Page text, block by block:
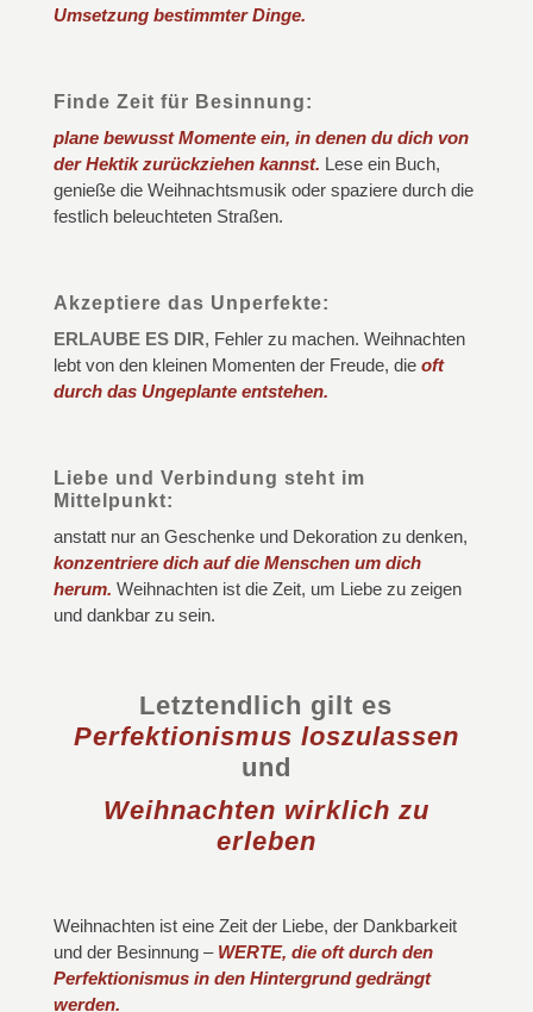
Umsetzung bestimmter Dinge.
Finde Zeit für Besinnung:
plane bewusst Momente ein, in denen du dich von
der Hektik zurückziehen kannst. Lese ein Buch,
genieße die Weihnachtsmusik oder spaziere durch die
festlich beleuchteten Straßen.
Akzeptiere das Unperfekte:
ERLAUBE ES DIR, Fehler zu machen. Weihnachten
lebt von den kleinen Momenten der Freude, die oft
durch das Ungeplante entstehen.
Liebe und Verbindung steht im
Mittelpunkt:
anstatt nur an Geschenke und Dekoration zu denken,
konzentriere dich auf die Menschen um dich
herum. Weihnachten ist die Zeit, um Liebe zu zeigen
und dankbar zu sein.
Letztendlich gilt es
Perfektionismus loszulassen
und
Weihnachten wirklich zu
erleben
Weihnachten ist eine Zeit der Liebe, der Dankbarkeit
und der Besinnung – WERTE, die oft durch den
Perfektionismus in den Hintergrund gedrängt
werden.